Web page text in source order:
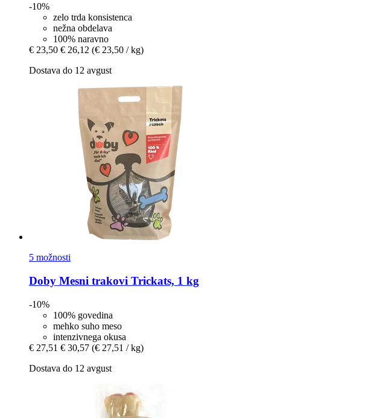
-10%
zelo trda konsistenca
nežna obdelava
100% naravno
€ 23,50 € 26,12 (€ 23,50 / kg)
Dostava do 12 avgust
5 možnosti
Doby Mesni trakovi Trickats, 1 kg
-10%
100% govedina
mehko suho meso
intenzivnega okusa
€ 27,51 € 30,57 (€ 27,51 / kg)
Dostava do 12 avgust